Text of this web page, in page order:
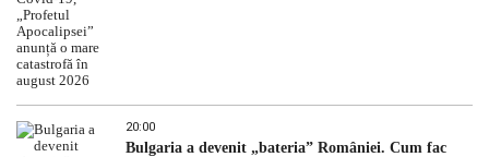
20:00
Bulgaria a devenit „bateria” României. Cum fac